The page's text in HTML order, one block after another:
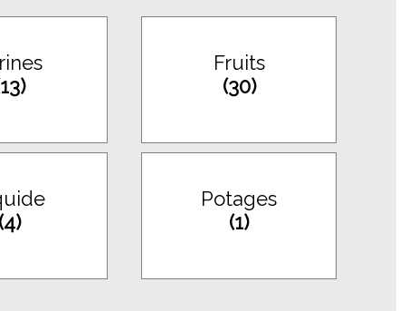
Fruits
(30)
(4)
Potages
(1)